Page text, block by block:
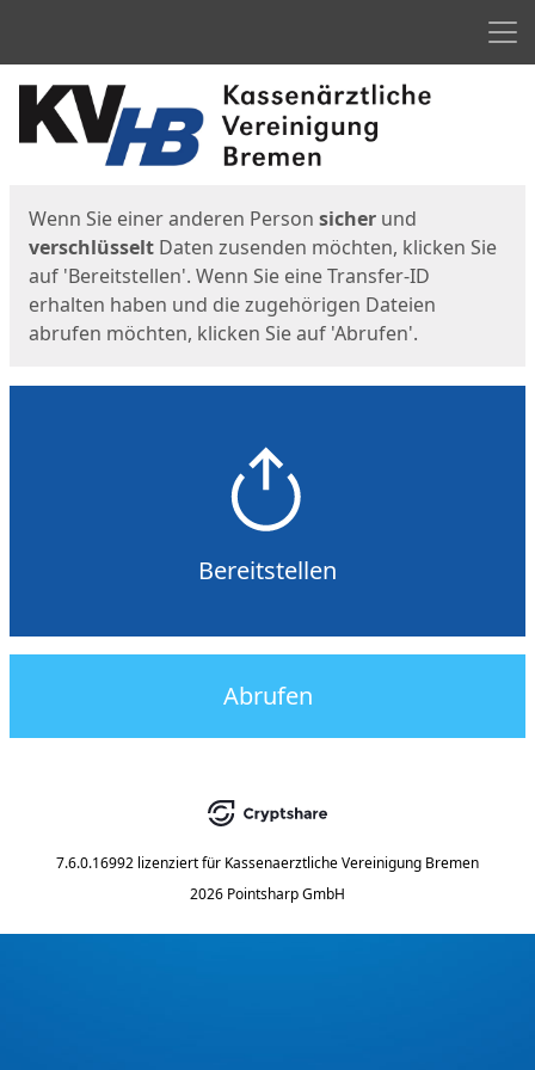
Start
Wenn Sie einer anderen Person sicher und
verschlüsselt Daten zusenden möchten, klicken Sie
auf 'Bereitstellen'. Wenn Sie eine Transfer-ID
erhalten haben und die zugehörigen Dateien
abrufen möchten, klicken Sie auf 'Abrufen'.
Bereitstellen
Abrufen
7.6.0.16992 lizenziert für Kassenaerztliche Vereinigung Bremen
2026 Pointsharp GmbH